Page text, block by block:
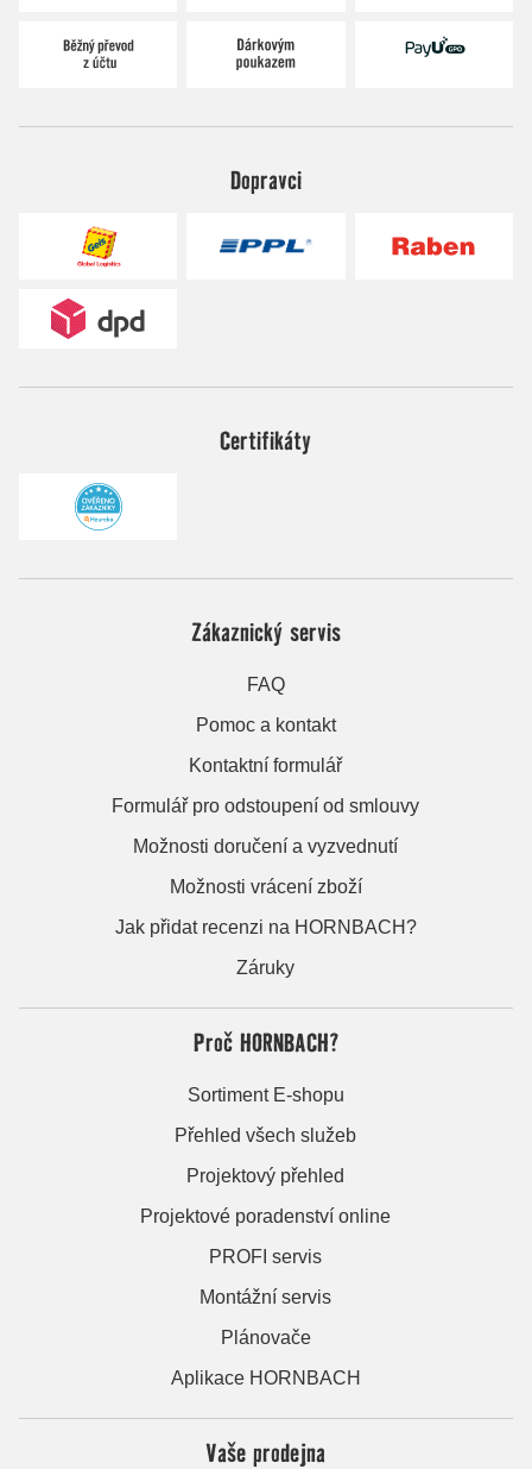
Dopravci
Certifikáty
Zákaznický servis
FAQ
Pomoc a kontakt
Kontaktní formulář
Formulář pro odstoupení od smlouvy
Možnosti doručení a vyzvednutí
Možnosti vrácení zboží
Jak přidat recenzi na HORNBACH?
Záruky
Proč HORNBACH?
Sortiment E-shopu
Přehled všech služeb
Projektový přehled
Projektové poradenství online
PROFI servis
Montážní servis
Plánovače
Aplikace HORNBACH
Vaše prodejna